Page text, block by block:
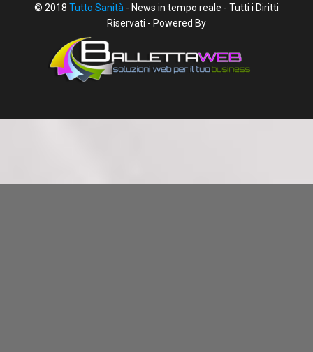
© 2018 Tutto Sanità - News in tempo reale - Tutti i Diritti
Riservati - Powered By